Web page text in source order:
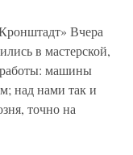
Вчера
в мастерской,
машины
над нами так и
точно на